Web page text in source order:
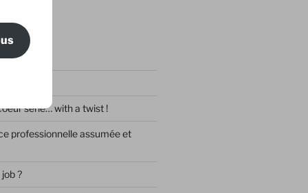
série… with a twist !
professionnelle assumée et
?